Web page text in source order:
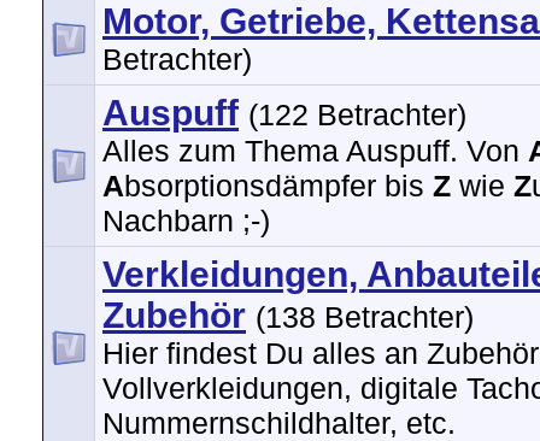
Motor, Getriebe,
Betrachter)
Auspuff (122 Betrachter)
Alles zum Thema Auspuff. Von
Absorptionsdämpfer bis Z wie Z
Nachbarn ;-)
Verkleidungen,
Zubehör (138 Betrachter)
Hier findest Du alles an
Vollverkleidungen, digitale
Nummernschildhalter, etc.